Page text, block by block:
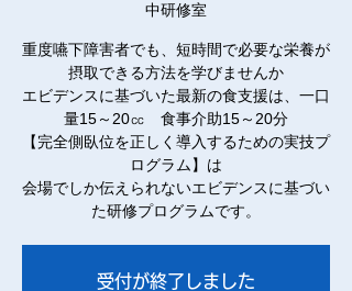
中研修室
重度嚥下障害者でも、短時間で必要な栄養が
摂取できる方法を学びませんか
エビデンスに基づいた最新の食支援は、一口
量15～20㏄ 食事介助15～20分
【完全側臥位を正しく導入するための実技プ
ログラム】は
会場でしか伝えられないエビデンスに基づい
受付が終了しました